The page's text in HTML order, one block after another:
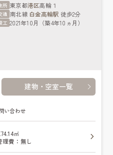
所 東京都港区高輪１
通 南北線 白金高輪駅 徒歩2分
工 2021年10月（築4年10ヵ月）
建物・空室一覧
い合わせ
74.14㎡
理費：無し